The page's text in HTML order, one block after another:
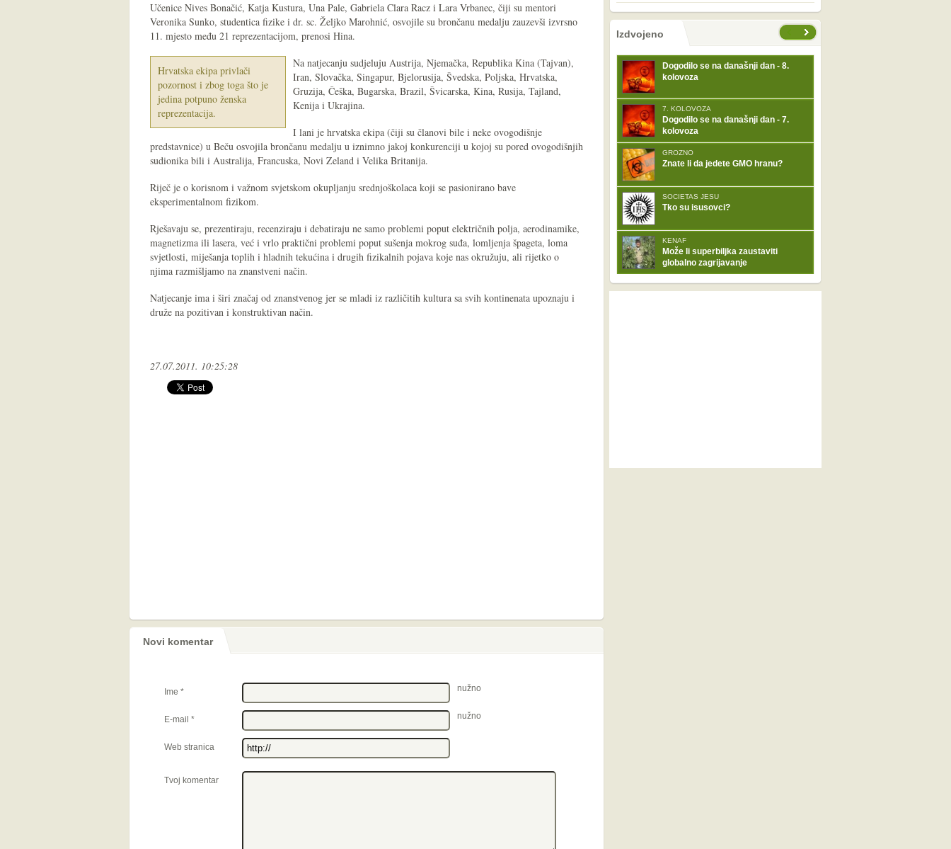
Učenice Nives Bonačić, Katja Kustura, Una Pale, Gabriela Clara Racz i Lara Vrbanec, čiji su mentori
Veronika Sunko, studentica fizike i dr. sc. Željko Marohnić, osvojile su brončanu medalju zauzevši izvrsno
11. mjesto među 21 reprezentacijom, prenosi Hina.
Hrvatska ekipa privlači
pozornost i zbog toga što je
jedina potpuno ženska
reprezentacija.
Na natjecanju sudjeluju Austrija, Njemačka, Republika Kina (Tajvan),
Iran, Slovačka, Singapur, Bjelorusija, Švedska, Poljska, Hrvatska,
Gruzija, Češka, Bugarska, Brazil, Švicarska, Kina, Rusija, Tajland,
Kenija i Ukrajina.
I lani je hrvatska ekipa (čiji su članovi bile i neke ovogodišnje
predstavnice) u Beču osvojila brončanu medalju u iznimno jakoj konkurenciji u kojoj su pored ovogodišnjih
sudionika bili i Australija, Francuska, Novi Zeland i Velika Britanija.
Riječ je o korisnom i važnom svjetskom okupljanju srednjoškolaca koji se pasionirano bave
eksperimentalnom fizikom.
Rješavaju se, prezentiraju, recenziraju i debatiraju ne samo problemi poput električnih polja, aerodinamike,
magnetizma ili lasera, već i vrlo praktični problemi poput sušenja mokrog suđa, lomljenja špageta, loma
svjetlosti, miješanja toplih i hladnih tekućina i drugih fizikalnih pojava koje nas okružuju, ali rijetko o
njima razmišljamo na znanstveni način.
Natjecanje ima i širi značaj od znanstvenog jer se mladi iz različitih kultura sa svih kontinenata upoznaju i
druže na pozitivan i konstruktivan način.
27.07.2011. 10:25:28
Novi komentar
Ime * nužno
E-mail * nužno
Web stranica
Tvoj komentar
nema prethodne stranice
sljedećeIzdvojeno
Dogodilo se na današnji dan - 8.
kolovoza
7. KOLOVOZA
Dogodilo se na današnji dan - 7.
kolovoza
GROZNO
Znate li da jedete GMO hranu?
SOCIETAS JESU
Tko su isusovci?
KENAF
Može li superbiljka zaustaviti
globalno zagrijavanje